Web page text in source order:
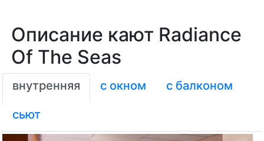
Описание кают Radiance
Of The Seas
внутренняя с окном с балконом
сьют